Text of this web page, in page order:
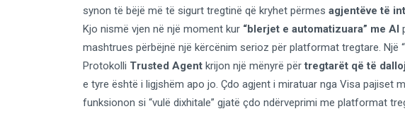
synon të bëjë më të sigurt tregtinë që kryhet përmes agjentëve të
Kjo nismë vjen në një moment kur “blerjet e automatizuara” me AI
mashtrues përbëjnë një kërcënim serioz për platformat tregtare. Një
Protokolli Trusted Agent krijon një mënyrë përtregtarët që të
e tyre është i ligjshëm apo jo. Çdo agjent i miratuar nga Visa pajiset
funksionon si “vulë dixhitale” gjatë çdo ndërveprimi me platformat